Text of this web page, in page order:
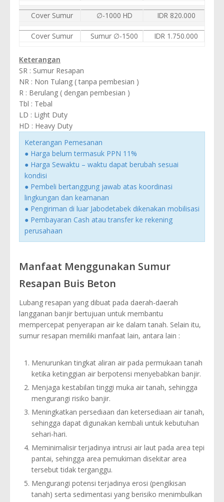
Cover Sumur ∅-1000 HD IDR 820.000
Cover Sumur Sumur ∅-1500 IDR 1.750.000
Keterangan
SR : Sumur Resapan
NR : Non Tulang ( tanpa pembesian )
R : Berulang ( dengan pembesian )
Tbl : Tebal
LD : Light Duty
HD : Heavy Duty
Keterangan Pemesanan
● Harga belum termasuk PPN 11%
● Harga Sewaktu – waktu dapat berubah sesuai
kondisi
● Pembeli bertanggung jawab atas koordinasi
lingkungan dan keamanan
● Pengiriman di luar Jabodetabek dikenakan mobilisasi
● Pembayaran Cash atau transfer ke rekening
perusahaan
Manfaat Menggunakan Sumur
Resapan Buis Beton
Lubang resapan yang dibuat pada daerah-daerah
langganan banjir bertujuan untuk membantu
mempercepat penyerapan air ke dalam tanah. Selain itu,
sumur resapan memiliki manfaat lain, antara lain :
Menurunkan tingkat aliran air pada permukaan tanah
ketika ketinggian air berpotensi menyebabkan banjir.
Menjaga kestabilan tinggi muka air tanah, sehingga
mengurangi risiko banjir.
Meningkatkan persediaan dan ketersediaan air tanah,
sehingga dapat digunakan kembali untuk kebutuhan
sehari-hari.
Meminimalisir terjadinya intrusi air laut pada area tepi
pantai, sehingga area pemukiman disekitar area
tersebut tidak terganggu.
Mengurangi potensi terjadinya erosi (pengikisan
tanah) serta sedimentasi yang berisiko menimbulkan